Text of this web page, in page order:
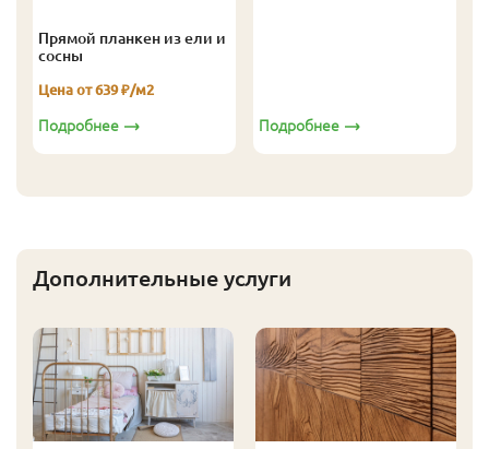
Прямой планкен из ели и
сосны
Цена от 639 ₽/м2
Подробнее Подробнее
Дополнительные услуги